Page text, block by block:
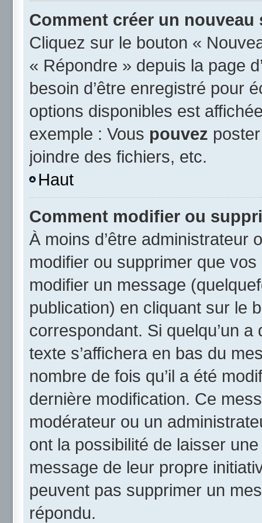
Comment créer un
Cliquez sur le bouton «
« Répondre » depuis la page
besoin d’être enregistré pour
options disponibles est
exemple : Vous pouvez
joindre des fichiers, etc.
Haut
Comment modifier ou
À moins d’être administrateur
modifier ou supprimer que
modifier un message
publication) en cliquant sur le
correspondant. Si quelqu’un
texte s’affichera en bas du
nombre de fois qu’il a été
dernière modification. Ce
modérateur ou un
ont la possibilité de laisser
message de leur propre
peuvent pas supprimer un
répondu.